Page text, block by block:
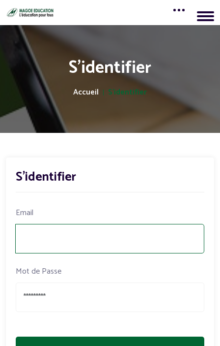
S'identifier
Accueil S'identifier
S'identifier
Email
Mot de Passe